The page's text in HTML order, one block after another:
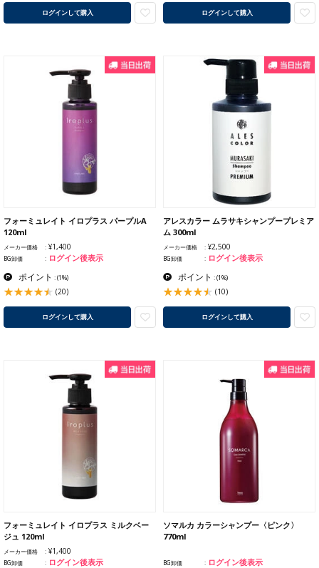
ログインして購入 ログインして購入
フォーミュレイト イロプラス パープルA
120ml
メーカー価格 ¥1,400
BG卸価 ログイン後表示
ポイント :(1%)
(20)
ログインして購入
アレスカラー ムラサキシャンプープレミア
ム 300ml
メーカー価格 ¥2,500
BG卸価 ログイン後表示
ポイント :(1%)
(10)
ログインして購入
フォーミュレイト イロプラス ミルクベー
ジュ 120ml
メーカー価格 ¥1,400
BG卸価 ログイン後表示
ソマルカ カラーシャンプー〈ピンク〉
770ml
BG卸価 ログイン後表示